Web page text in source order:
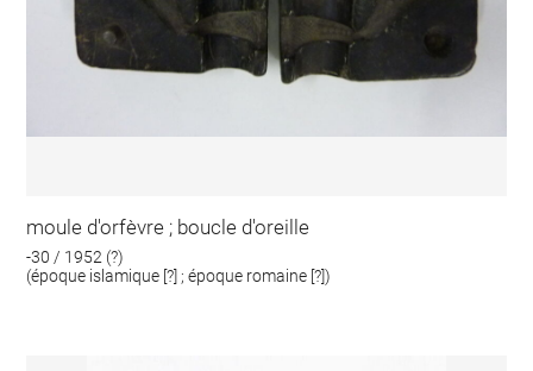
moule d'orfèvre ; boucle d'oreille
-30 / 1952 (?)
(époque islamique [?] ; époque romaine [?])